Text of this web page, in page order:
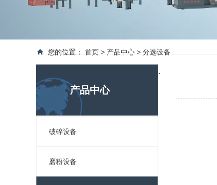
您的位置： 首页 > 产品中心 > 分选设备
.
产品中心
破碎设备
磨粉设备